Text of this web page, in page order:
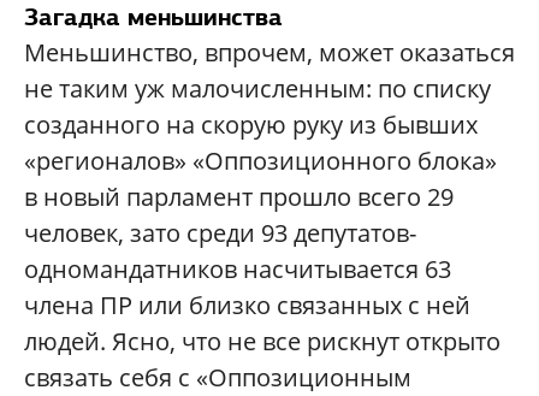
Загадка меньшинства
Меньшинство, впрочем, может оказаться
не таким уж малочисленным: по списку
созданного на скорую руку из бывших
«регионалов» «Оппозиционного блока»
в новый парламент прошло всего 29
человек, зато среди 93 депутатов-
одномандатников насчитывается 63
члена ПР или близко связанных с ней
людей. Ясно, что не все рискнут открыто
связать себя с «Оппозиционным